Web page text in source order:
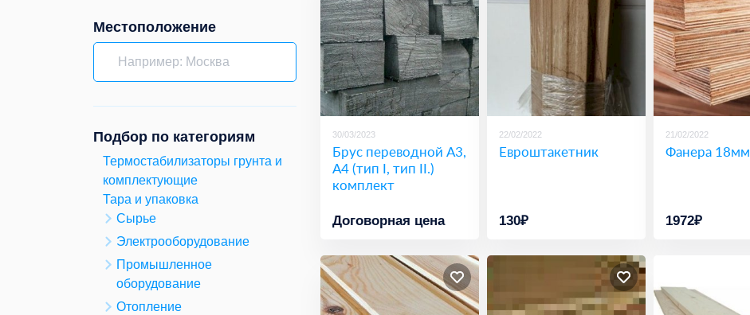
Местоположение
Подбор по категориям
Термостабилизаторы грунта и
комплектующие
Тара и упаковка
Сырье
Электрооборудование
Промышленное
оборудование
Отопление
30/03/2023
Брус переводной А3,
А4 (тип I, тип II.)
комплект
Договорная цена
22/02/2022
Евроштакетник
130₽
21/02/2022
Фанера 18мм
1972₽